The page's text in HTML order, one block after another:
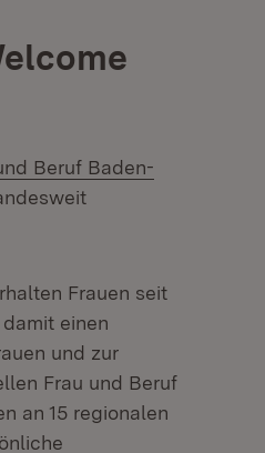
Beruf Baden-
Fenster)
Frauen seit
einen
und zur
Frau und Beruf
an 15 regionalen